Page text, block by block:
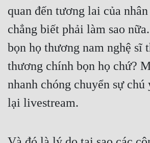
quan đến tương lai của
chẳng biết phải làm sao
bọn họ thương nam nghệ sĩ
thương chính bọn họ chứ?
nhanh chóng chuyển sự
lại livestream.